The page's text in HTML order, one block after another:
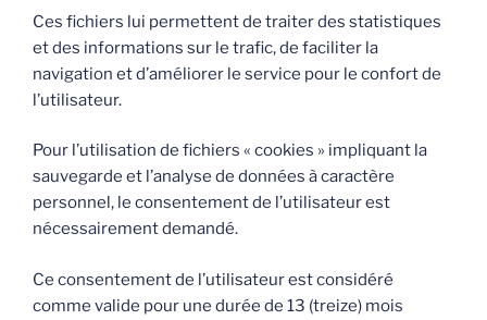
Ces fichiers lui permettent de traiter des statistiques
et des informations sur le trafic, de faciliter la
navigation et d’améliorer le service pour le confort de
l’utilisateur.
Pour l’utilisation de fichiers « cookies » impliquant la
sauvegarde et l’analyse de données à caractère
personnel, le consentement de l’utilisateur est
nécessairement demandé.
Ce consentement de l’utilisateur est considéré
comme valide pour une durée de 13 (treize) mois